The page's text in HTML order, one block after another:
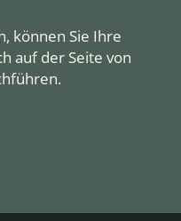
können Sie Ihre
auf der Seite von